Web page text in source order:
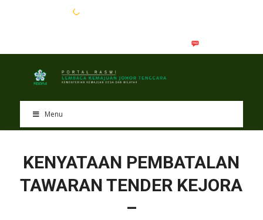
Menu
KENYATAAN PEMBATALAN
TAWARAN TENDER KEJORA
–